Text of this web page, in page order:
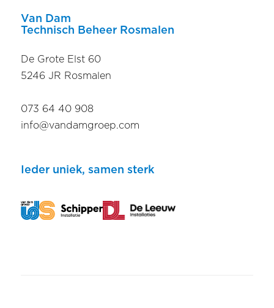
Van Dam
Technisch Beheer Rosmalen
De Grote Elst 60
5246 JR Rosmalen
073 64 40 908
info@vandamgroep.com
Ieder uniek, samen sterk